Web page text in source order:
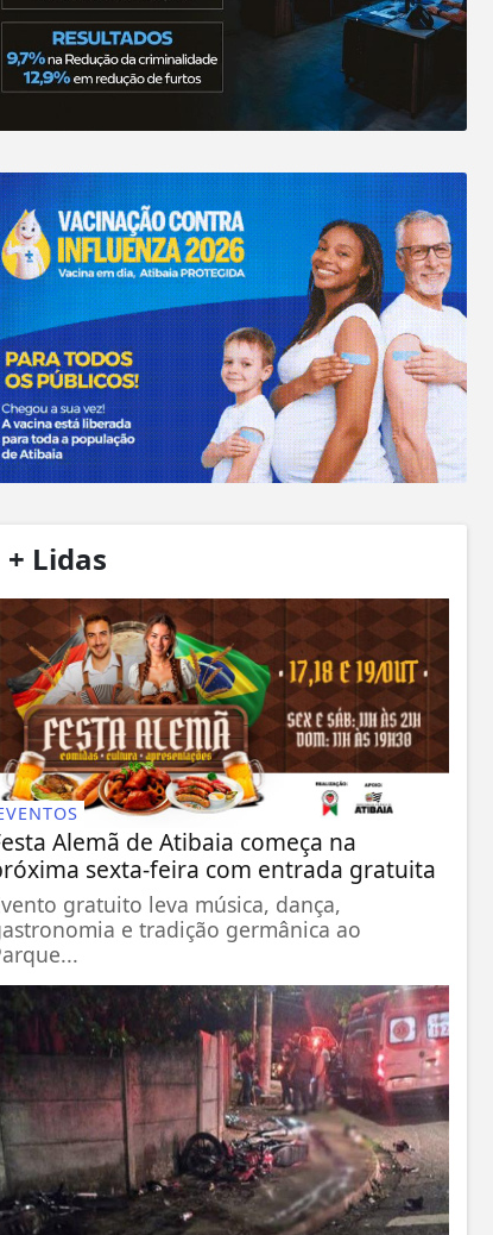
+ Lidas
Alemã de Atibaia começa na
sexta-feira com entrada gratuita
gratuito leva música, dança,
e tradição germânica ao